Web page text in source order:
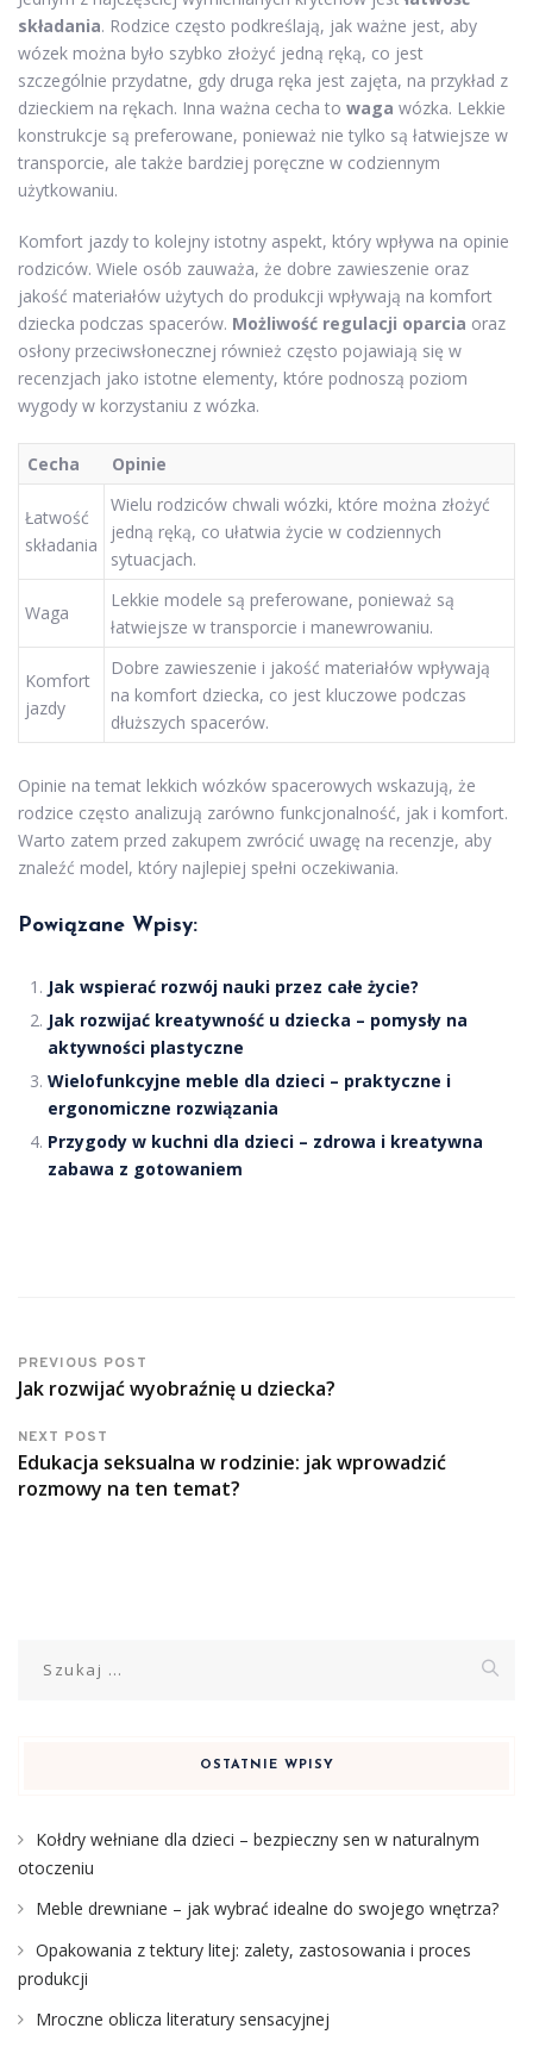
składania. Rodzice często podkreślają, jak ważne jest, aby
wózek można było szybko złożyć jedną ręką, co jest
szczególnie przydatne, gdy druga ręka jest zajęta, na przykład z
dzieckiem na rękach. Inna ważna cecha to waga wózka. Lekkie
konstrukcje są preferowane, ponieważ nie tylko są łatwiejsze w
transporcie, ale także bardziej poręczne w codziennym
użytkowaniu.
Komfort jazdy to kolejny istotny aspekt, który wpływa na opinie
rodziców. Wiele osób zauważa, że dobre zawieszenie oraz
jakość materiałów użytych do produkcji wpływają na komfort
dziecka podczas spacerów. Możliwość regulacji oparcia oraz
osłony przeciwsłonecznej również często pojawiają się w
recenzjach jako istotne elementy, które podnoszą poziom
wygody w korzystaniu z wózka.
Cecha Opinie
Łatwość
składania
Wielu rodziców chwali wózki, które można złożyć
jedną ręką, co ułatwia życie w codziennych
sytuacjach.
Waga
Lekkie modele są preferowane, ponieważ są
łatwiejsze w transporcie i manewrowaniu.
Komfort
jazdy
Dobre zawieszenie i jakość materiałów wpływają
na komfort dziecka, co jest kluczowe podczas
dłuższych spacerów.
Opinie na temat lekkich wózków spacerowych wskazują, że
rodzice często analizują zarówno funkcjonalność, jak i komfort.
Warto zatem przed zakupem zwrócić uwagę na recenzje, aby
znaleźć model, który najlepiej spełni oczekiwania.
Powiązane Wpisy:
Jak wspierać rozwój nauki przez całe życie?
Jak rozwijać kreatywność u dziecka – pomysły na
aktywności plastyczne
Wielofunkcyjne meble dla dzieci – praktyczne i
ergonomiczne rozwiązania
Przygody w kuchni dla dzieci – zdrowa i kreatywna
zabawa z gotowaniem
PREVIOUS POST
Jak rozwijać wyobraźnię u dziecka?
NEXT POST
Edukacja seksualna w rodzinie: jak wprowadzić
rozmowy na ten temat?
OSTATNIE WPISY
Kołdry wełniane dla dzieci – bezpieczny sen w naturalnym
otoczeniu
Meble drewniane – jak wybrać idealne do swojego wnętrza?
Opakowania z tektury litej: zalety, zastosowania i proces
produkcji
Mroczne oblicza literatury sensacyjnej